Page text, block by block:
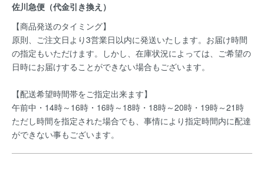
佐川急便（代金引き換え）
【商品発送のタイミング】
原則、ご注文日より3営業日以内に発送いたします。お届け時間
の指定もいただけます。しかし、在庫状況によっては、ご希望の
日時にお届けすることができない場合もございます。
【配送希望時間帯をご指定出来ます】
午前中・14時～16時・16時～18時・18時～20時・19時～21時
ただし時間を指定された場合でも、事情により指定時間内に配達
ができない事もございます。